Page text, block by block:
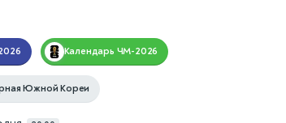
Календарь ЧМ-2026
Южной Кореи